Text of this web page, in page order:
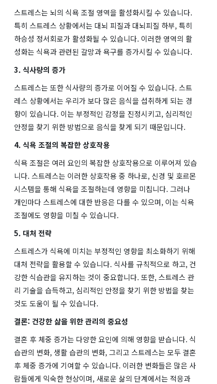
스트레스는 뇌의 식욕 조절 영역을 활성화시킬 수 있습니다.
특히 스트레스 상황에서는 대뇌 피질과 대뇌피질 하부, 특히
하승성 정서회로가 활성화될 수 있습니다. 이러한 영역의 활
성화는 식욕과 관련된 갈망과 욕구를 증가시킬 수 있습니다.
3. 식사량의 증가
스트레스는 또한 식사량의 증가로 이어질 수 있습니다. 스트
레스 상황에서는 우리가 보다 많은 음식을 섭취하게 되는 경
향이 있습니다. 이는 부정적인 감정을 진정시키고, 심리적인
안정을 찾기 위한 방법으로 음식을 찾게 되기 때문입니다.
4. 식욕 조절의 복잡한 상호작용
식욕 조절은 여러 요인의 복잡한 상호작용으로 이루어져 있습
니다. 스트레스는 이러한 상호작용 중 하나로, 신경 및 호르몬
시스템을 통해 식욕을 조절하는데 영향을 미칩니다. 그러나
개인마다 스트레스에 대한 반응은 다를 수 있으며, 이는 식욕
조절에도 영향을 미칠 수 있습니다.
5. 대처 전략
스트레스가 식욕에 미치는 부정적인 영향을 최소화하기 위해
대처 전략을 활용할 수 있습니다. 식사를 규칙적으로 하고, 건
강한 식습관을 유지하는 것이 중요합니다. 또한, 스트레스 관
리 기술을 습득하고, 심리적인 안정을 찾기 위한 방법을 찾는
것도 도움이 될 수 있습니다.
결론: 건강한 삶을 위한 관리의 중요성
결혼 후 체중 증가는 다양한 요인에 의해 영향을 받습니다. 식
습관의 변화, 생활 습관의 변화, 그리고 스트레스는 모두 결혼
후 체중 증가에 기여할 수 있습니다. 이러한 변화들은 많은 사
람들에게 익숙한 현상이며, 새로운 삶의 단계에서는 적응과